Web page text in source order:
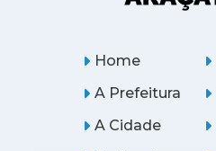
Home
A Prefeitura
A Cidade